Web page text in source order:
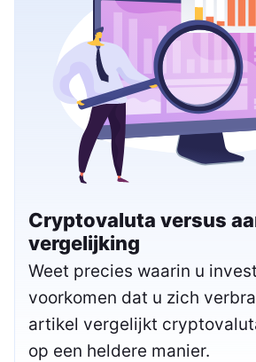
Cryptovaluta versus
vergelijking
Weet precies waarin u
voorkomen dat u zich
artikel vergelijkt
op een heldere manier.